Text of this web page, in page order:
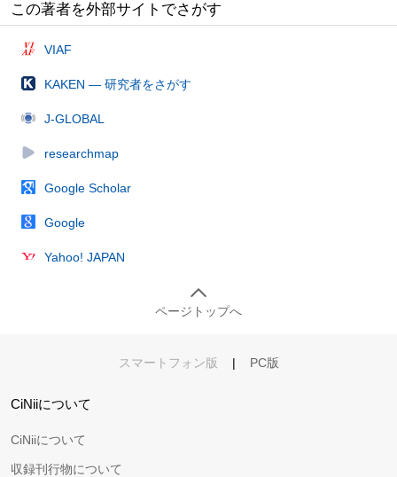
この著者を外部サイトでさがす
VIAF
KAKEN — 研究者をさがす
J-GLOBAL
researchmap
Google Scholar
Google
Yahoo! JAPAN
ページトップへ
スマートフォン版 | PC版
CiNiiについて
CiNiiについて
収録刊行物について